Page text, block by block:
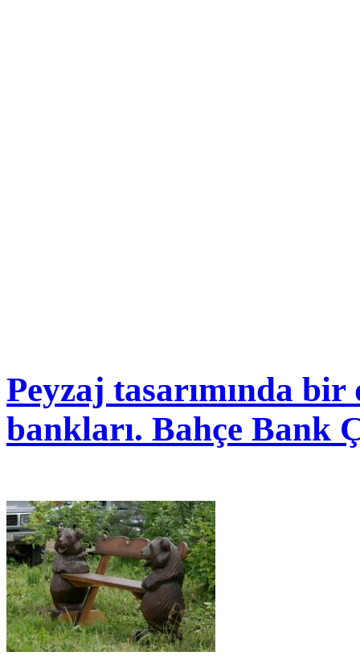
Peyzaj tasarımında
bankları. Bahçe Bank